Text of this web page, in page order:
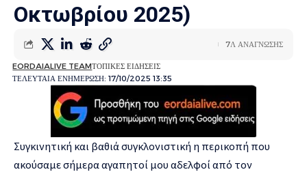
Οκτωβρίου 2025)
ΤΕΛΕΥΤΑΙΑ ΕΝΗΜΕΡΩΣΗ: 17/10/2025 13:35
EORDAIALIVE TEAMΤΟΠΙΚΕΣ ΕΙΔΗΣΕΙΣ
7Λ ΑΝΑΓΝΩΣΗΣ
Συγκινητική και βαθιά συγκλονιστική η περικοπή που
ακούσαμε σήμερα αγαπητοί μου αδελφοί από τον